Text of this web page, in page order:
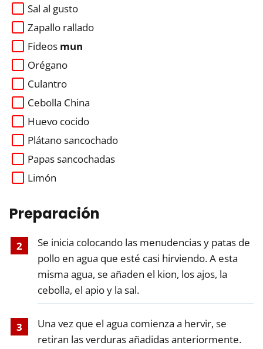
Sal al gusto
Zapallo rallado
Fideos mun
Orégano
Culantro
Cebolla China
Huevo cocido
Plátano sancochado
Papas sancochadas
Limón
Preparación
Se inicia colocando las menudencias y patas de
pollo en agua que esté casi hirviendo. A esta
misma agua, se añaden el kion, los ajos, la
cebolla, el apio y la sal.
Una vez que el agua comienza a hervir, se
retiran las verduras añadidas anteriormente.